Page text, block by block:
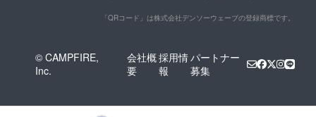
「QRコード」は株式会社デンソーウェーブの登録商標です。
© CAMPFIRE,
Inc.
会社概
要
採用情
報
パートナー
募集